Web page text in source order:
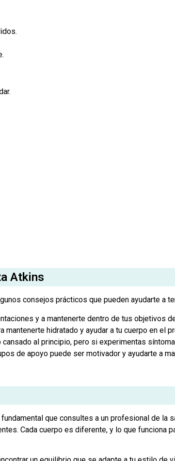
Atkins
consejos prácticos que pueden ayudarte a
y a mantenerte dentro de tus objetivos
mantenerte hidratado y ayudar a tu cuerpo en el
al principio, pero si experimentas
de apoyo puede ser motivador y ayudarte a
que consultes a un profesional de la
Cada cuerpo es diferente, y lo que funciona